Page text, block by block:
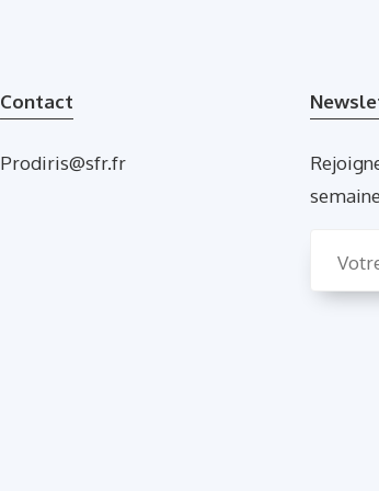
Contact
Prodiris@sfr.fr
semaine